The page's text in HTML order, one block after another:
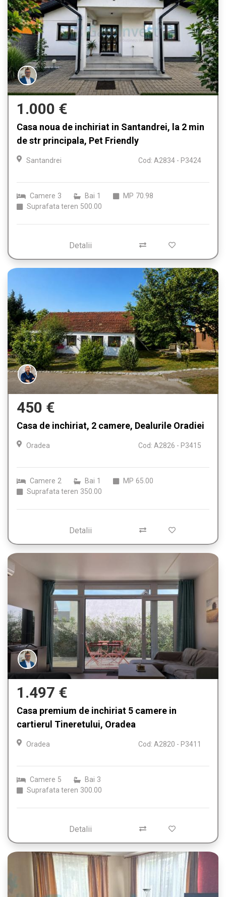
1.000 €
Casa noua de inchiriat in Santandrei, la 2 min
de str principala, Pet Friendly
Santandrei Cod: A2834 - P3424
Camere 3 Bai 1 MP 70.98
Suprafata teren 500.00
Detalii
450 €
Casa de inchiriat, 2 camere, Dealurile Oradiei
Oradea Cod: A2826 - P3415
Camere 2 Bai 1 MP 65.00
Suprafata teren 350.00
Detalii
1.497 €
Casa premium de inchiriat 5 camere in
cartierul Tineretului, Oradea
Oradea Cod: A2820 - P3411
Camere 5 Bai 3
Suprafata teren 300.00
Detalii